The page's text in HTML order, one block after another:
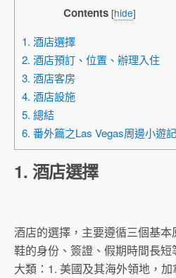
Contents [hide]
1. 酒店選擇
2. 酒店預訂、位置、辦理入住
3. 酒店客房
4. 酒店設施
5. 總結
6. 番外篇之Las Vegas周邊小遊記
1. 酒店選擇
酒店的選擇，主要遵循三個基
鞋的身份、簽證、假期時間長
大類：1. 美國及其海外領地，